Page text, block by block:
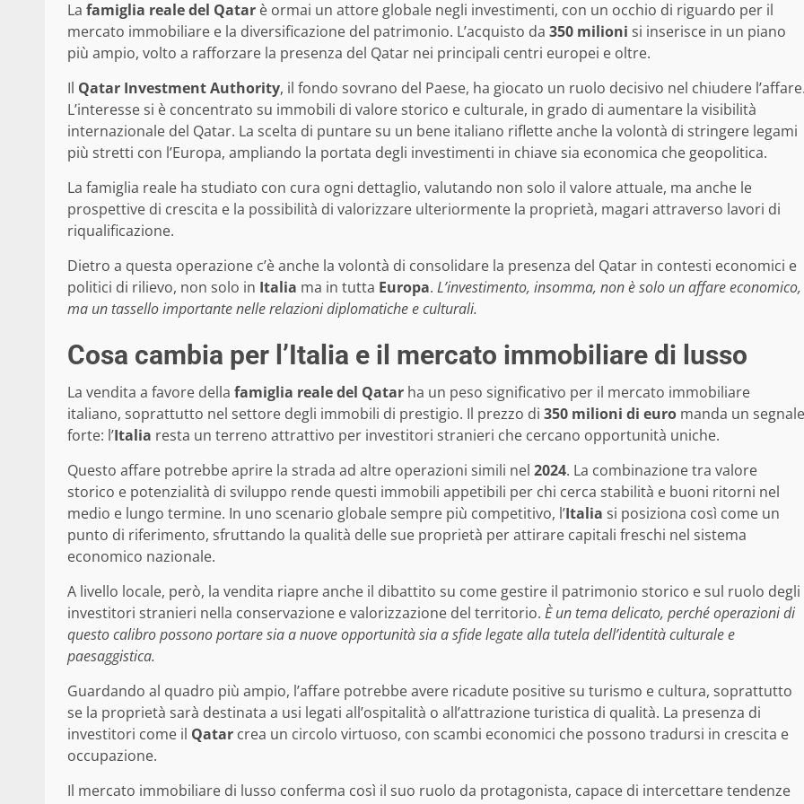
La famiglia reale del Qatar è ormai un attore globale negli investimenti, con un occhio di riguardo per il
mercato immobiliare e la diversificazione del patrimonio. L’acquisto da 350 milioni si inserisce in un piano
più ampio, volto a rafforzare la presenza del Qatar nei principali centri europei e oltre.
Il Qatar Investment Authority, il fondo sovrano del Paese, ha giocato un ruolo decisivo nel chiudere
L’interesse si è concentrato su immobili di valore storico e culturale, in grado di aumentare la visibilità
internazionale del Qatar. La scelta di puntare su un bene italiano riflette anche la volontà di stringere legami
più stretti con l’Europa, ampliando la portata degli investimenti in chiave sia economica che geopolitica.
La famiglia reale ha studiato con cura ogni dettaglio, valutando non solo il valore attuale, ma anche le
prospettive di crescita e la possibilità di valorizzare ulteriormente la proprietà, magari attraverso lavori di
riqualificazione.
Dietro a questa operazione c’è anche la volontà di consolidare la presenza del Qatar in contesti economici e
politici di rilievo, non solo in Italia ma in tutta Europa. L’investimento, insomma, non è solo un affare economico,
ma un tassello importante nelle relazioni diplomatiche e culturali.
Cosa cambia per l’Italia e il mercato immobiliare di lusso
La vendita a favore della famiglia reale del Qatar ha un peso significativo per il mercato immobiliare
italiano, soprattutto nel settore degli immobili di prestigio. Il prezzo di 350 milioni di euro manda un segnale
forte: l’Italia resta un terreno attrattivo per investitori stranieri che cercano opportunità uniche.
Questo affare potrebbe aprire la strada ad altre operazioni simili nel 2024. La combinazione tra valore
storico e potenzialità di sviluppo rende questi immobili appetibili per chi cerca stabilità e buoni ritorni nel
medio e lungo termine. In uno scenario globale sempre più competitivo, l’Italia si posiziona così come un
punto di riferimento, sfruttando la qualità delle sue proprietà per attirare capitali freschi nel sistema
economico nazionale.
A livello locale, però, la vendita riapre anche il dibattito su come gestire il patrimonio storico e sul ruolo degli
investitori stranieri nella conservazione e valorizzazione del territorio. È un tema delicato, perché operazioni di
questo calibro possono portare sia a nuove opportunità sia a sfide legate alla tutela dell’identità culturale e
paesaggistica.
Guardando al quadro più ampio, l’affare potrebbe avere ricadute positive su turismo e cultura, soprattutto
se la proprietà sarà destinata a usi legati all’ospitalità o all’attrazione turistica di qualità. La presenza di
investitori come il Qatar crea un circolo virtuoso, con scambi economici che possono tradursi in crescita e
occupazione.
Il mercato immobiliare di lusso conferma così il suo ruolo da protagonista, capace di intercettare tendenze